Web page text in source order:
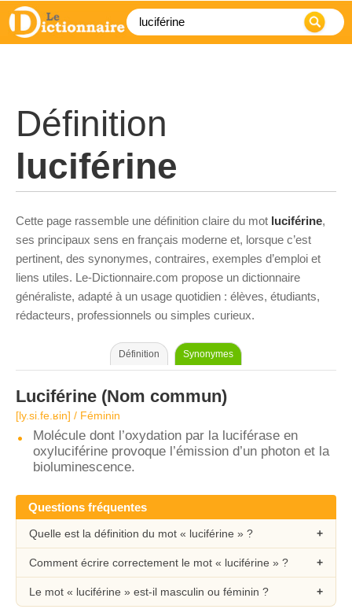
Définition
luciférine
Cette page rassemble une définition claire du mot luciférine,
ses principaux sens en français moderne et, lorsque c’est
pertinent, des synonymes, contraires, exemples d’emploi et
liens utiles. Le-Dictionnaire.com propose un dictionnaire
généraliste, adapté à un usage quotidien : élèves, étudiants,
rédacteurs, professionnels ou simples curieux.
Définition Synonymes
Luciférine (Nom commun)
[ly.si.fe.ʁin] / Féminin
Molécule dont l’oxydation par la luciférase en
oxyluciférine provoque l’émission d’un photon et la
bioluminescence.
Questions fréquentes
Quelle est la définition du mot « luciférine » ?
Comment écrire correctement le mot « luciférine » ?
Le mot « luciférine » est-il masculin ou féminin ?